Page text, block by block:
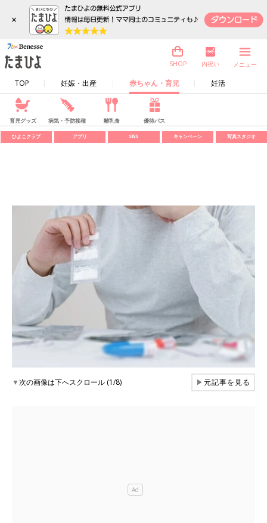
×
TOP 妊娠・出産 赤ちゃん・育児 妊活
SHOP 内祝い メニュー
育児グッズ 病気・予防接種 離乳食 優待パス
ひよこクラブ アプリ SNS キャンペーン 写真スタジオ
▼次の画像は下へスクロール (1/8) ▶元記事を見る